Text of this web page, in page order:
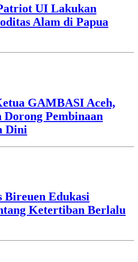
UI Lakukan
Alam di Papua
GAMBASI Aceh,
Pembinaan
Dini
Bireuen Edukasi
Ketertiban Berlalu